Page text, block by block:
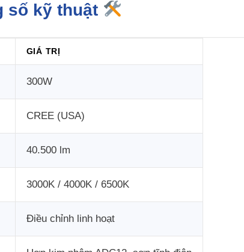
số kỹ thuật
GIÁ TRỊ
300W
CREE (USA)
40.500 lm
3000K / 4000K / 6500K
Điều chỉnh linh hoạt